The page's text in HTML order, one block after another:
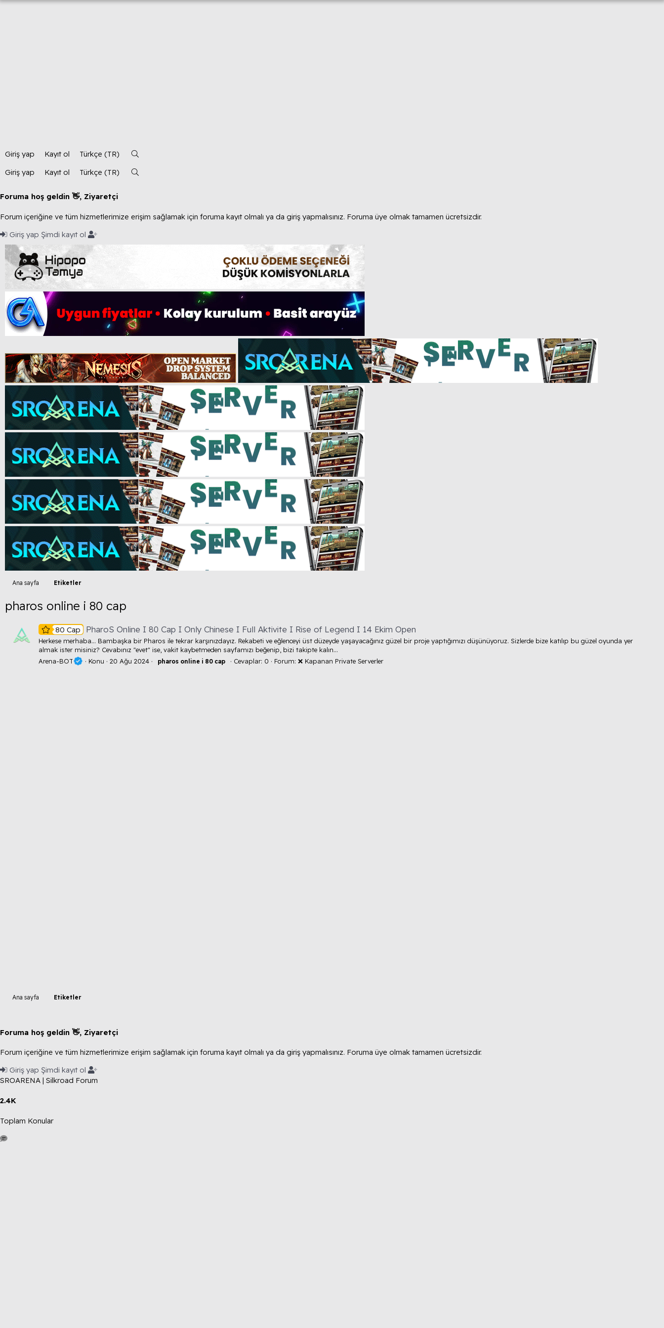
Giriş yap Kayıt ol
Türkçe (TR)
Giriş yap
Kayıt ol Türkçe (TR)
Foruma hoş geldin 👋, Ziyaretçi
Forum içeriğine ve tüm hizmetlerimize erişim sağlamak için foruma kayıt olmalı ya da giriş yapmalısınız. Foruma üye olmak tamamen ücretsizdir.
Giriş yap Şimdi kayıt ol
Ana sayfa Etiketler
pharos online i 80 cap
80 Cap PharoS Online I 80 Cap I Only Chinese I Full Aktivite I Rise of Legend I 14 Ekim Open
Herkese merhaba... Bambaşka bir Pharos ile tekrar karşınızdayız. Rekabeti ve eğlenceyi üst düzeyde yaşayacağınız güzel bir proje yaptığımızı düşünüyoruz. Sizlerde bize katılıp bu güzel oyunda yer
almak ister misiniz? Cevabınız "evet" ise, vakit kaybetmeden sayfamızı beğenip, bizi takipte kalın...
Arena-BOT
Konu 20 Ağu 2024 pharos online i 80 cap Cevaplar: 0 Forum: ❌ Kapanan Private Serverler
Ana sayfa Etiketler
Foruma hoş geldin 👋, Ziyaretçi
Forum içeriğine ve tüm hizmetlerimize erişim sağlamak için foruma kayıt olmalı ya da giriş yapmalısınız. Foruma üye olmak tamamen ücretsizdir.
Giriş yap Şimdi kayıt ol
SROARENA | Silkroad Forum
2.4K
Toplam Konular